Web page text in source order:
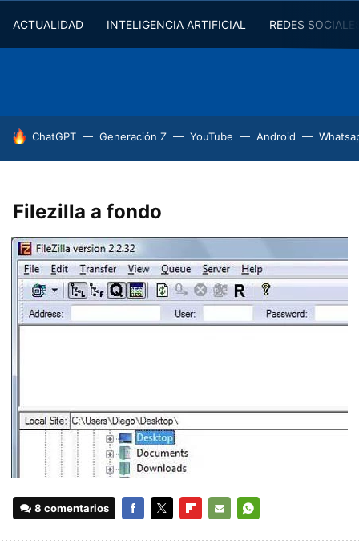
ACTUALIDAD INTELIGENCIA ARTIFICIAL REDES
HOY SE HABLA DE
ChatGPT Generación Z YouTube Android
Filezilla a fondo
8 comentarios